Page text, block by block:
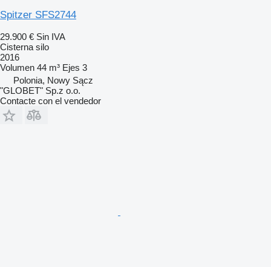
Spitzer SFS2744
29.900 € Sin IVA
Cisterna silo
2016
Volumen 44 m³ Ejes 3
Polonia, Nowy Sącz
"GLOBET" Sp.z o.o.
Contacte con el vendedor